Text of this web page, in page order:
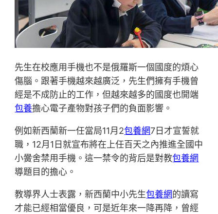
先生在校應用手機也不是俄羅斯一個國度的煩心
傷腦。跟著手機越來越廣泛，先生們擁有手機曾
經是不成防止的工作，但越來越多的國度也開端
包養擔心電子產物對孩子們的負面影響。
例如新西蘭新一任當局11月2包養網7日才宣誓就
職，12月1日就宣布將在上任百天之內推進全國中
小黌舍禁用手機。這一禁令的背后是對教包養網
導題目的擔心。
教導界人士表露，新西蘭中小先生包養網的讀寫
才能已經相當優良，可是近年來一降再降，曾經